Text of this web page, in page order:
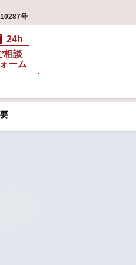
号
24h
相談
ーム